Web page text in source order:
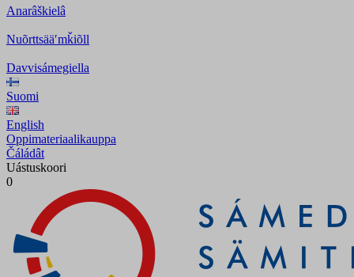
Anarâškielâ
Nuõrttsääʹmǩiõll
Davvisámegiella
Suomi
English
Oppimateriaalikauppa
Čáládât
Uástuskoori
0